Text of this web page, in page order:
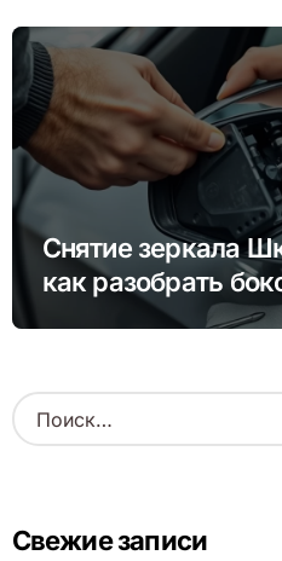
Снятие зеркала
как разобрать
снять
Н
а
:Свежие записи